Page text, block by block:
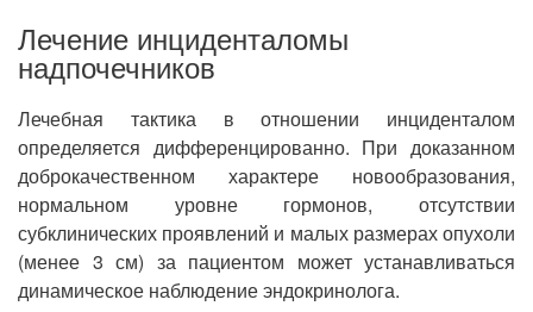
Лечение инциденталомы
надпочечников
Лечебная тактика в отношении инциденталом
определяется дифференцированно. При доказанном
доброкачественном характере новообразования,
нормальном уровне гормонов, отсутствии
субклинических проявлений и малых размерах опухоли
(менее 3 см) за пациентом может устанавливаться
динамическое наблюдение эндокринолога.